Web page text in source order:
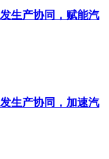
海东方证券资本投
速器厂商在精度、
器人相关项目的金
不仅降低了生产成
生产协同，赋能汽
生产协同，加速汽